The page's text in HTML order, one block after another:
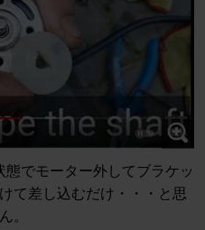
でモーター外してブラケッ
て差し込むだけ・・・と思
。